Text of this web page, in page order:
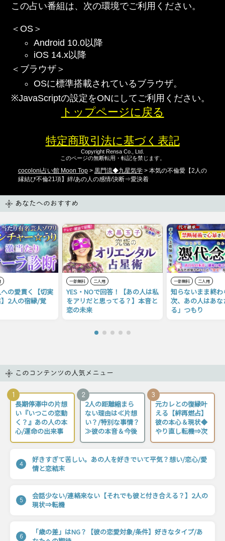
この占い番組は、次の環境でご利用ください。
＜OS＞
Android 10.0以降
iOS 14.x以降
＜ブラウザ＞
OSに標準搭載されているブラウザ。
※JavaScriptの設定をONにしてご利用ください。
トップページに戻る
特定商取引法に基づく表記
Copyright Rensa Co., Ltd.
このページの無断転用・転記を禁じます。
cocoloni占い館 Moon Top> 黒門流◆九星気学> 本気の不倫愛【2人の
縁結び不倫21項】絆/あの人の感情/決断⇒愛決着
あなたへのおすすめ
の愛貫く【切実
2人の宿縁/覚
一部無料 二人用
YES・NOで回答！【あの人は私
をアリだと思ってる？】本音と
恋の未来
一部無料 二人用
知らないまま終わ
次、あの人はあ
る」つもり
このコンテンツの人気メニュー
1
長期停滞中の片想
い『いつこの恋動
く？』あの人の本
心/運命の出来事
2
2人の距離縮まら
ない理由は≪片想
い？/特別な事情？
≫彼の本音＆今後
3
元カレとの復縁叶
える【絆再燃占】
彼の本心＆現状◆
やり直し転機⇒次
4
好きすぎて苦しい。あの人を好きでいて平気？想い/恋心/愛
情と恋結末
5
会話少ない/連絡来ない【それでも彼と付き合える？】2人の
現状⇒転機
6
「歳の差」はNG？【彼の恋愛対象/条件】好きなタイプ/あ